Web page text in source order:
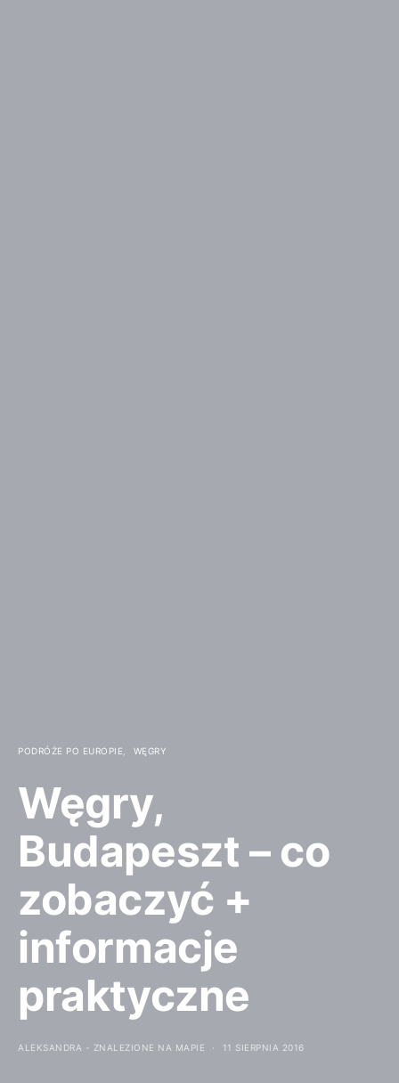
PODRÓŻE PO EUROPIE WĘGRY
Węgry,
Budapeszt – co
zobaczyć +
informacje
praktyczne
ALEKSANDRA - ZNALEZIONE NA MAPIE 11 SIERPNIA 2016